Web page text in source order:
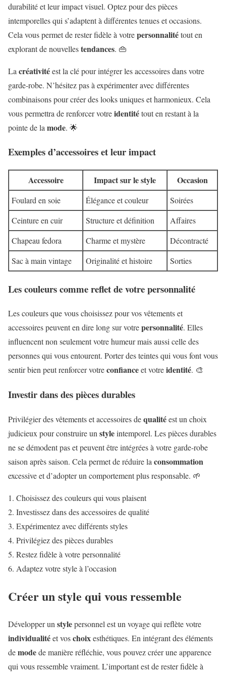
durabilité et leur impact visuel. Optez pour des pièces
intemporelles qui s’adaptent à différentes tenues et occasions.
Cela vous permet de rester fidèle à votrepersonnalitétout en
explorant de nouvellestendances. 👜
La créativitéest la clé pour intégrer les accessoires dans votre
garde-robe. N’hésitez pas à expérimenter avec différentes
combinaisons pour créer des looks uniques et harmonieux. Cela
vous permettra de renforcer votreidentitétout en restant à la
pointe de la mode. 🌟
Exemples d’accessoires et leur impact
Accessoire Impact sur le style Occasion
Foulard en soie Élégance et couleur
Soirées
Ceinture en cuir
Structure et définition
Affaires
Chapeau fedora
Charme et mystère
Décontracté
Sac à main vintage
Originalité et histoire Sorties
Les couleurs comme reflet de votre personnalité
Les couleurs que vous choisissez pour vos vêtements et
accessoires peuvent en dire long sur votrepersonnalité. Elles
influencent non seulement votre humeur mais aussi celle des
personnes qui vous entourent. Porter des teintes qui vous font vous
sentir bien peut renforcer votreconfianceet votreidentité. 🎨
Investir dans des pièces durables
Privilégier des vêtements et accessoires dequalitéest un choix
judicieux pour construire un styleintemporel. Les pièces durables
ne se démodent pas et peuvent être intégrées à votre garde-robe
saison après saison. Cela permet de réduire la consommation
excessive et d’adopter un comportement plus responsable. 🌱
Choisissez des couleurs qui vous plaisent
Investissez dans des accessoires de qualité
Expérimentez avec différents styles
Privilégiez des pièces durables
Restez fidèle à votre personnalité
Adaptez votre style à l’occasion
Créer un style qui vous ressemble
Développer un stylepersonnel est un voyage qui reflète votre
individualitéet voschoixesthétiques. En intégrant des éléments
demodede manière réfléchie, vous pouvez créer une apparence
qui vous ressemble vraiment. L’important est de rester fidèle à